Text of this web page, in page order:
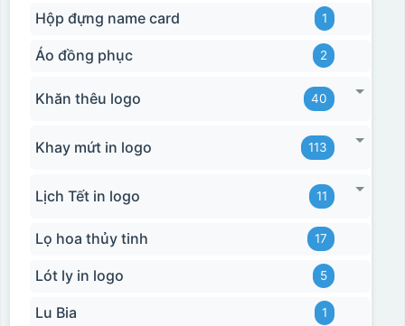
Hộp đựng name card 1
Áo đồng phục 2
Khăn thêu logo 40
Khay mứt in logo 113
Lịch Tết in logo 11
Lọ hoa thủy tinh 17
Lót ly in logo 5
Lu Bia 1